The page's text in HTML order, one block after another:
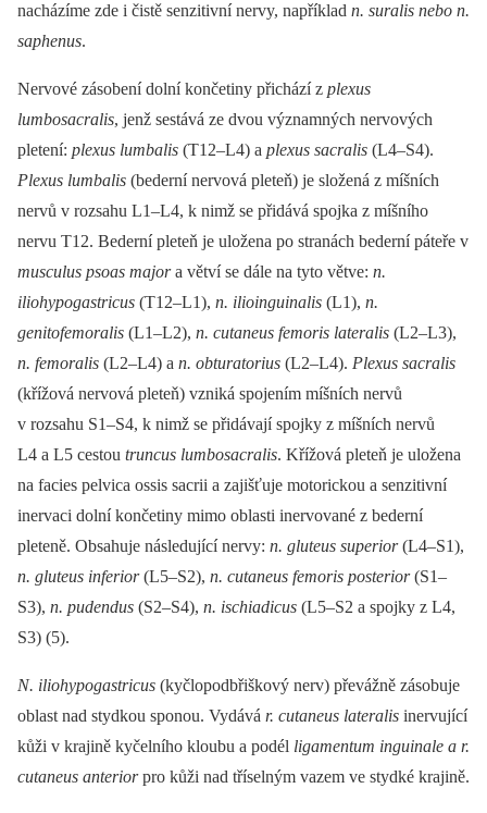
nacházíme zde i čistě senzitivní nervy, například n. suralis nebo n.
saphenus.
Nervové zásobení dolní končetiny přichází z plexus
lumbosacralis, jenž sestává ze dvou významných nervových
pletení: plexus lumbalis (T12–L4) a plexus sacralis (L4–S4).
Plexus lumbalis (bederní nervová pleteň) je složená z míšních
nervů v rozsahu L1–L4, k nimž se přidává spojka z míšního
nervu T12. Bederní pleteň je uložena po stranách bederní páteře v
musculus psoas majora větví se dále na tyto větve: n.
iliohypogastricus (T12–L1), n. ilioinguinalis (L1), n.
genitofemoralis (L1–L2), n. cutaneus femoris lateralis (L2–L3),
n. femoralis (L2–L4) a n. obturatorius (L2–L4). Plexus sacralis
(křížová nervová pleteň) vzniká spojením míšních nervů
v rozsahu S1–S4, k nimž se přidávají spojky z míšních nervů
L4 a L5 cestou truncus lumbosacralis. Křížová pleteň je uložena
na facies pelvica ossis sacrii a zajišťuje motorickou a senzitivní
inervaci dolní končetiny mimo oblasti inervované z bederní
pleteně. Obsahuje následující nervy: n. gluteus superior(L4–S1),
n. gluteus inferior(L5–S2), n. cutaneus femoris posterior(S1–
S3), n. pudendus (S2–S4), n. ischiadicus (L5–S2 a spojky z L4,
S3) (5).
N. iliohypogastricus (kyčlopodbřiškový nerv) převážně zásobuje
oblast nad stydkou sponou. Vydává r. cutaneus lateralis inervující
kůži v krajině kyčelního kloubu a podél ligamentum inguinale a r.
cutaneus anteriorpro kůži nad tříselným vazem ve stydké krajině.